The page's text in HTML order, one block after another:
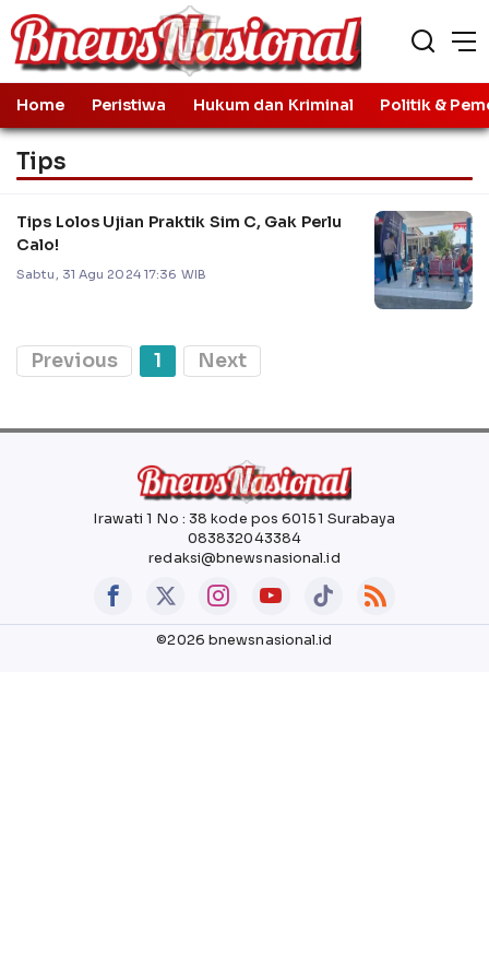
Home Peristiwa Hukum dan Kriminal Politik &
Tips
Tips Lolos Ujian Praktik Sim C, Gak Perlu
Calo!
Sabtu, 31 Agu 2024 17:36 WIB
Previous 1 Next
Irawati 1 No : 38 kode pos 60151 Surabaya
083832043384
redaksi@bnewsnasional.id
©2026 bnewsnasional.id